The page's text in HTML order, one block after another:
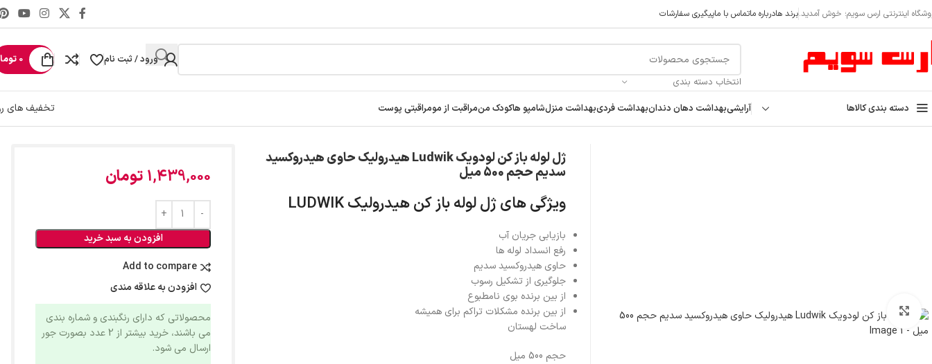
اینترنتی ارس سویم؛ خوش آمدید.برند هادرباره ماتماس با ماپیگیری سفارشات
انتخاب دسته بندی
ورود / ثبت نام 0
دسته بندی کالاها آرایشیبهداشت دهان دندانبهداشت فردیبهداشت منزلشامپو هاکودک منمراقبت از مومراقبتی پوست
تخفیف های
بزرگنمایی تصویر
ژل لوله باز کن لودویک Ludwik هیدرولیک حاوی هیدروکسید
سدیم حجم 500 میل
ویژگی های ژل لوله باز کن هیدرولیک LUDWIK
بازیابی جریان آب
رفع انسداد لوله ها
حاوی هیدروکسید سدیم
جلوگیری از تشکیل رسوب
از بین برنده بوی نامطبوع
از بین برنده مشکلات تراکم برای همیشه
ساخت لهستان
حجم 500 میل
1,439,000 تومان
افزودن به سبد خرید
Add to compare
افزودن به علاقه مندی
محصولاتی که دارای رنگبندی و شماره بندی
می باشند، خرید بیشتر از 2 عدد بصورت جور
ارسال می شود.